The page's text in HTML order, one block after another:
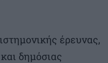
έρευνας,
δημόσιας